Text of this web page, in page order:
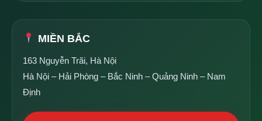
MIỀN BẮC
163 Nguyễn Trãi, Hà Nội
Hà Nội – Hải Phòng – Bắc Ninh – Quảng Ninh – Nam
Định